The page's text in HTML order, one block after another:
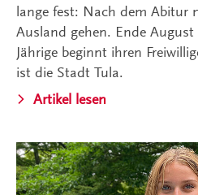
lange fest: Nach dem Abitur
Ausland gehen. Ende
Jährige beginnt ihren
ist die Stadt Tula.
Artikel lesen